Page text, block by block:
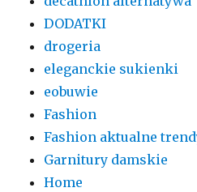
DODATKI
drogeria
eleganckie sukienki
eobuwie
Fashion
Fashion aktualne
Garnitury damskie
Home